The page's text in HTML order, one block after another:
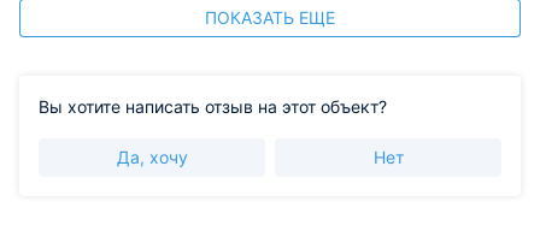
ПОКАЗАТЬ ЕЩЕ
Вы хотите написать отзыв на этот объект?
Да, хочу Нет